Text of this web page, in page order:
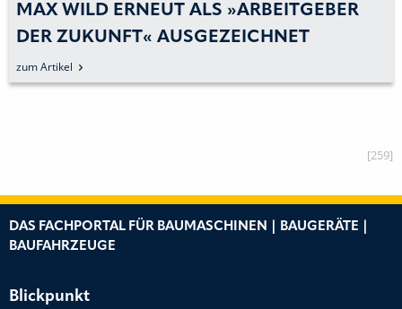
MAX WILD ERNEUT ALS »ARBEITGEBER
DER ZUKUNFT« AUSGEZEICHNET
zum Artikel
[259]
DAS FACHPORTAL FÜR BAUMASCHINEN | BAUGERÄTE |
BAUFAHRZEUGE
Blickpunkt